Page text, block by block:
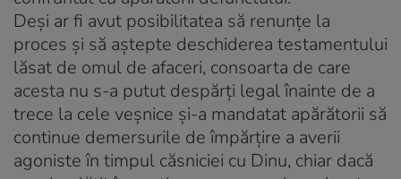
Deşi ar fi avut posibilitatea să renunţe la
proces şi să aştepte deschiderea testamentului
lăsat de omul de afaceri, consoarta de care
acesta nu s-a putut despărţi legal înainte de a
trece la cele veşnice şi-a mandatat apărătorii să
continue demersurile de împărţire a averii
agoniste în timpul căsniciei cu Dinu, chiar dacă